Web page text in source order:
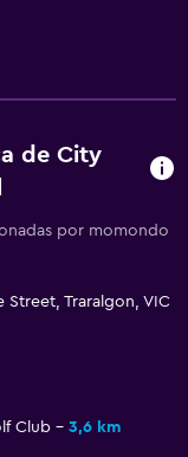
de City
por momondo
Traralgon, VIC
Club 3,6 km